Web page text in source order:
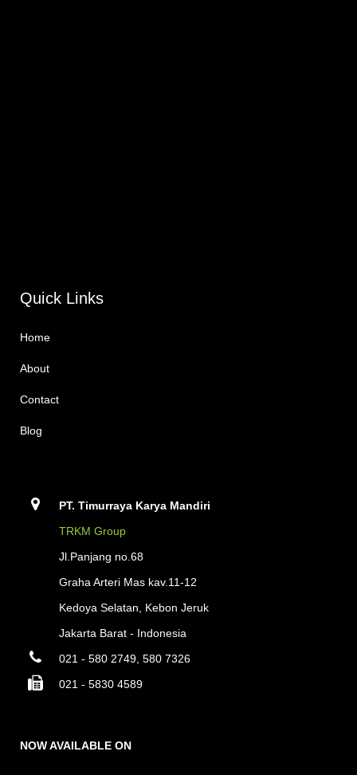
Quick Links
Home
About
Contact
Blog
PT. Timurraya Karya Mandiri
TRKM Group
Jl.Panjang no.68
Graha Arteri Mas kav.11-12
Kedoya Selatan, Kebon Jeruk
Jakarta Barat - Indonesia
021 - 580 2749, 580 7326
021 - 5830 4589
NOW AVAILABLE ON